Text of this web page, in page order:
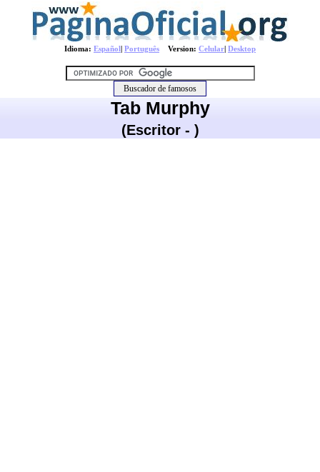
Idioma: Español| Português Version: Celular| Desktop
Tab Murphy
(Escritor - )